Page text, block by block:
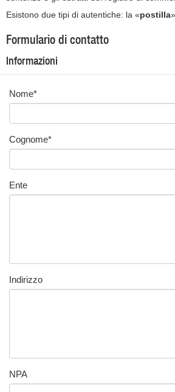
Esistono due tipi di autentiche: la «postilla
Formulario di contatto
Informazioni
Nome*
Cognome*
Ente
Indirizzo
NPA